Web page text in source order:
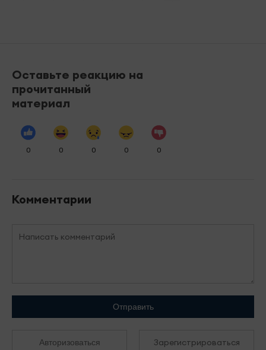
Оставьте реакцию на
прочитанный
материал
0 0 0 0 0
Комментарии
Отправить
Авторизоваться Зарегистрироваться